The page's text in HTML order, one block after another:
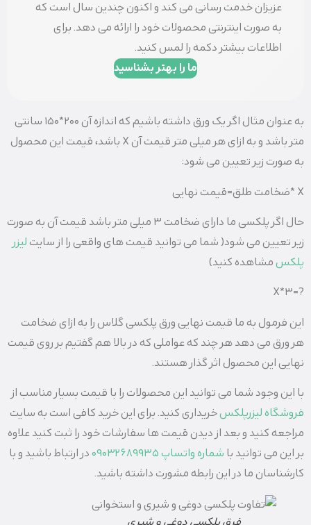
عزیزان خدمت رسانی می کند و اکنون چندین سال است که
به صورت اینترنتی محصولات خود را ارائه می دهد. برای
اطلاعات بیشتر دکمه را لمس کنید.
ما را بهتر بشناسید
به عنوان مثال اگر یک ورق داشته باشیم که اندازه آن 200*150 سانتی
متر باشد و به ازای هر میلی متر قیمت آن X باشد، قیمت این محصول
به صورت زیر تعیین می شود:
X *ضخامت طلق=قیمت نهایی
حال اگر پلکسی ما دارای ضخامت 3 میلی متر باشد قیمت آن به صورت
زیر تعیین می شود( شما می توانید قیمت های واقعی را از سایت لیزر
پلکسمشاهده کنید)
?=3*X
این فرمول به ما قیمت نهایی ورق پلکسی گلاس را به ازای ضخامت
هر ورق می دهد هر چند که عواملی که در بالا هم گفتیم بر روی قیمت
نهایی این محصول اثر گذار هستند.
با این وجود شما می توانید این محصولات را با قیمت بسیار مناسب از
فروشگاه لیزرپلکسخریداری کنید. برای این خرید کافی است به سایت
مراجعه کنید و بعد از دیدن قیمت ها سفارشات خود را ثبت کنید علاوه
بر این می توانید با شماره واتساپ 09032689935
در ارتباط باشید و با
کارشناسان ما در این رابطه مشورت داشته باشید.